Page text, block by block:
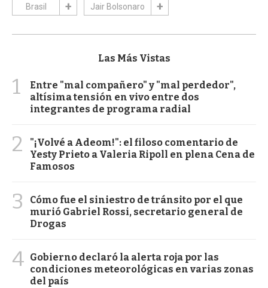
Brasil Jair Bolsonaro
Las Más Vistas
1
Entre "mal compañero" y "mal perdedor",
altísima tensión en vivo entre dos
integrantes de programa radial
2
"¡Volvé a Adeom!": el filoso comentario de
Yesty Prieto a Valeria Ripoll en plena Cena de
Famosos
3
Cómo fue el siniestro de tránsito por el que
murió Gabriel Rossi, secretario general de
Drogas
4 Gobierno declaró la alerta roja por las
condiciones meteorológicas en varias zonas
del país